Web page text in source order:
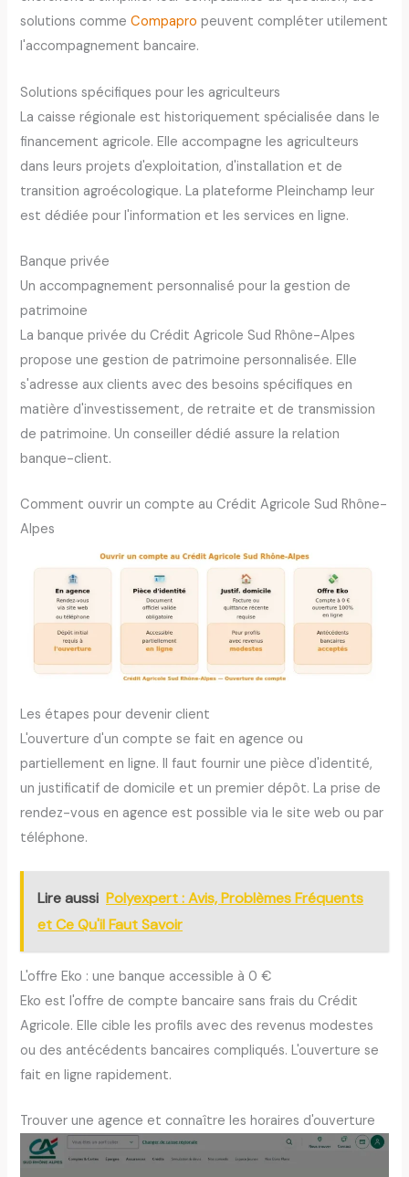
solutions commeCompapro peuvent compléter utilement
l'accompagnement bancaire.
Solutions spécifiques pour les agriculteurs
La caisse régionale est historiquement spécialisée dans le
financement agricole. Elle accompagne les agriculteurs
dans leurs projets d'exploitation, d'installation et de
transition agroécologique. La plateforme Pleinchamp leur
est dédiée pour l'information et les services en ligne.
Banque privée
Un accompagnement personnalisé pour la gestion de
patrimoine
La banque privée du Crédit Agricole Sud Rhône-Alpes
propose une gestion de patrimoine personnalisée. Elle
s'adresse aux clients avec des besoins spécifiques en
matière d'investissement, de retraite et de transmission
de patrimoine. Un conseiller dédié assure la relation
banque-client.
Comment ouvrir un compte au Crédit Agricole Sud Rhône-
Alpes
Les étapes pour devenir client
L'ouverture d'un compte se fait en agence ou
partiellement en ligne. Il faut fournir une pièce d'identité,
un justificatif de domicile et un premier dépôt. La prise de
rendez-vous en agence est possible via le site web ou par
téléphone.
Lire aussi Polyexpert : Avis, Problèmes Fréquents
et Ce Qu'il Faut Savoir
L'offre Eko : une banque accessible à 0 €
Eko est l'offre de compte bancaire sans frais du Crédit
Agricole. Elle cible les profils avec des revenus modestes
ou des antécédents bancaires compliqués. L'ouverture se
fait en ligne rapidement.
Trouver une agence et connaître les horaires d'ouverture